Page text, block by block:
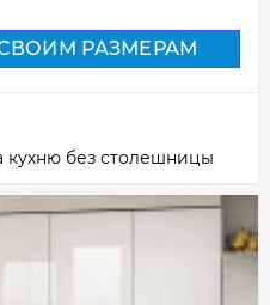
РАЗМЕРАМ
кухню без столешницы